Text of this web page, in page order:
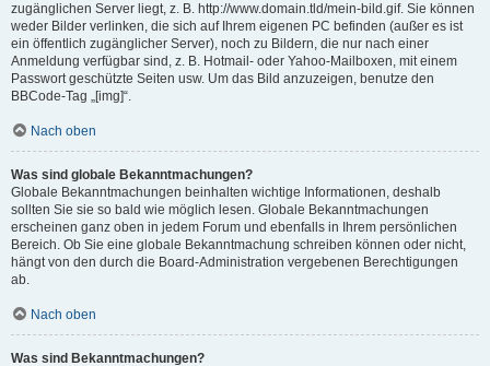
zugänglichen Server liegt, z. B. http://www.domain.tld/mein-bild.gif. Sie können
weder Bilder verlinken, die sich auf Ihrem eigenen PC befinden (außer es ist
ein öffentlich zugänglicher Server), noch zu Bildern, die nur nach einer
Anmeldung verfügbar sind, z. B. Hotmail- oder Yahoo-Mailboxen, mit einem
Passwort geschützte Seiten usw. Um das Bild anzuzeigen, benutze den
BBCode-Tag „[img]“.
Nach oben
Was sind globale Bekanntmachungen?
Globale Bekanntmachungen beinhalten wichtige Informationen, deshalb
sollten Sie sie so bald wie möglich lesen. Globale Bekanntmachungen
erscheinen ganz oben in jedem Forum und ebenfalls in Ihrem persönlichen
Bereich. Ob Sie eine globale Bekanntmachung schreiben können oder nicht,
hängt von den durch die Board-Administration vergebenen Berechtigungen
ab.
Nach oben
Was sind Bekanntmachungen?